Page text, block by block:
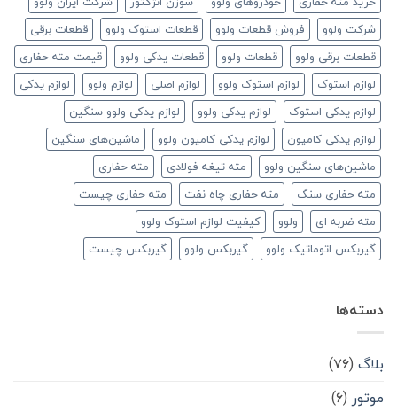
شرکت ولوو
فروش قطعات ولوو قطعات استوک ولوو
قطعات برقی
قطعات برقی ولوو
قطعات ولوو قطعات یدکی ولوو
قیمت مته حفاری
لوازم استوک
لوازم استوک ولوو لوازم اصلی لوازم ولوو
لوازم یدکی
لوازم یدکی استوک
لوازم یدکی ولوو
لوازم یدکی ولوو سنگین
لوازم یدکی کامیون
لوازم یدکی کامیون ولوو
ماشین‌های سنگین
ماشین‌های سنگین ولوو
مته تیغه فولادی
مته حفاری
مته حفاری سنگ
مته حفاری چاه نفت
مته حفاری چیست
مته ضربه ای
ولوو
کیفیت لوازم استوک ولوو
گیربکس اتوماتیک ولوو
گیربکس ولوو گیربکس چیست
دسته‌ها
بلاگ (۷۶)
موتور (۶)